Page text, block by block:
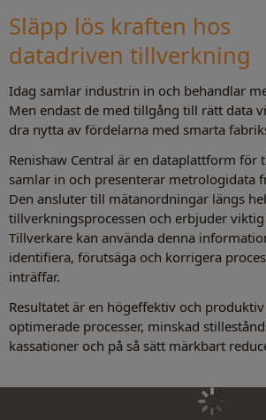
Släpp lös kraften hos
datadriven tillverkning
Idag samlar industrin in och behandlar
Men endast de med tillgång till rätt data
dra nytta av fördelarna med smarta
Renishaw Central är en dataplattform för
samlar in och presenterar metrologidata
Den ansluter till mätanordningar längs
tillverkningsprocessen och erbjuder
Tillverkare kan använda denna
identifiera, förutsäga och korrigera
inträffar.
Resultatet är en högeffektiv och
optimerade processer, minskad
kassationer och på så sätt märkbart